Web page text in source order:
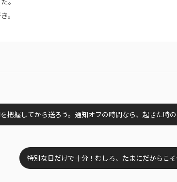
。
把握してから送ろう。通知オフの時間なら、起きた時の
特別な日だけで十分！むしろ、たまにだからこそ